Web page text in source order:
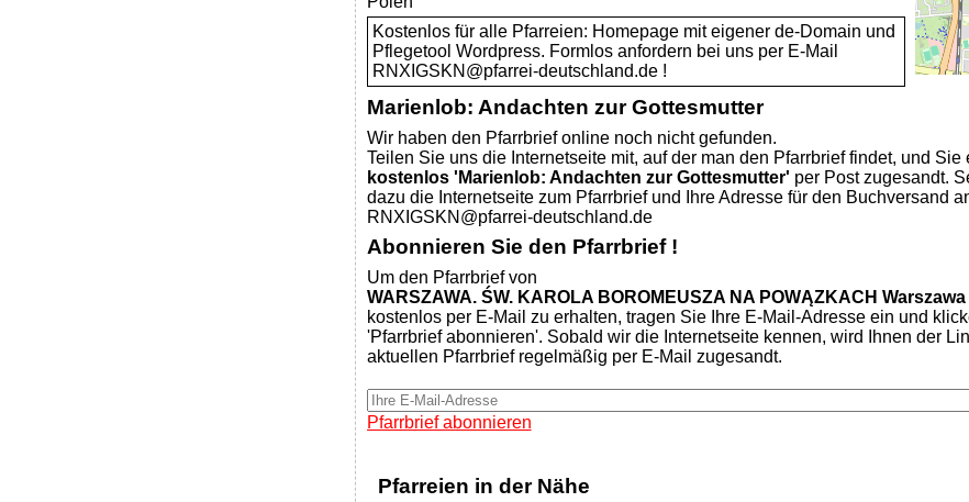
Kostenlos für alle Pfarreien: Homepage mit eigener de-Domain und
Pflegetool Wordpress. Formlos anfordern bei uns per E-Mail
RNXIGSKN@pfarrei-deutschland.de !
Marienlob: Andachten zur Gottesmutter
Wir haben den Pfarrbrief online noch nicht gefunden.
Teilen Sie uns die Internetseite mit, auf der man den Pfarrbrief findet, und Sie
kostenlos 'Marienlob: Andachten zur Gottesmutter' per Post zugesandt.
dazu die Internetseite zum Pfarrbrief und Ihre Adresse für den Buchversand
RNXIGSKN@pfarrei-deutschland.de
Abonnieren Sie den Pfarrbrief !
Um den Pfarrbrief von
WARSZAWA. ŚW. KAROLA BOROMEUSZA NA POWĄZKACH Warszawa
kostenlos per E-Mail zu erhalten, tragen Sie Ihre E-Mail-Adresse ein und
'Pfarrbrief abonnieren'. Sobald wir die Internetseite kennen, wird Ihnen der
aktuellen Pfarrbrief regelmäßig per E-Mail zugesandt.
Pfarrbrief abonnieren
Pfarreien in der Nähe